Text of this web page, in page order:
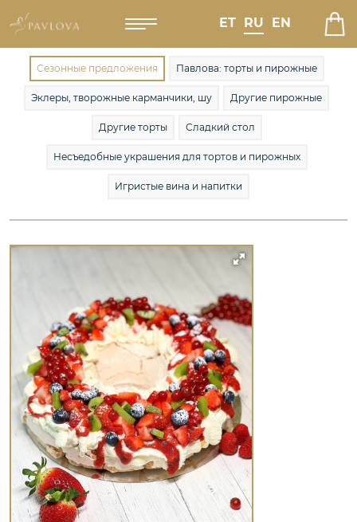
ET RU EN
Сезонные предложения Павлова: торты и пирожные
Эклеры, творожные карманчики, шу Другие пирожные
Другие торты Сладкий стол
Несъедобные украшения для тортов и пирожных
Игристые вина и напитки